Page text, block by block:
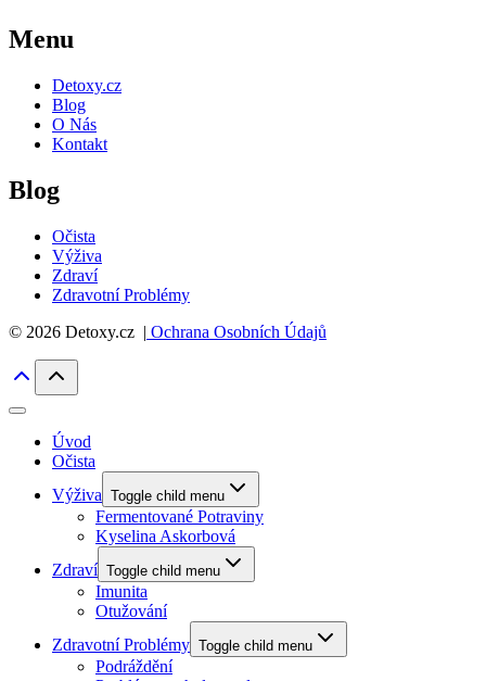
Menu
Detoxy.cz
Blog
O Nás
Kontakt
Blog
Očista
Výživa
Zdraví
Zdravotní Problémy
© 2026 Detoxy.cz | Ochrana Osobních Údajů
Úvod
Očista
Výživa Toggle child menu
Fermentované Potraviny
Kyselina Askorbová
Zdraví Toggle child menu
Imunita
Otužování
Zdravotní Problémy Toggle child menu
Podráždění